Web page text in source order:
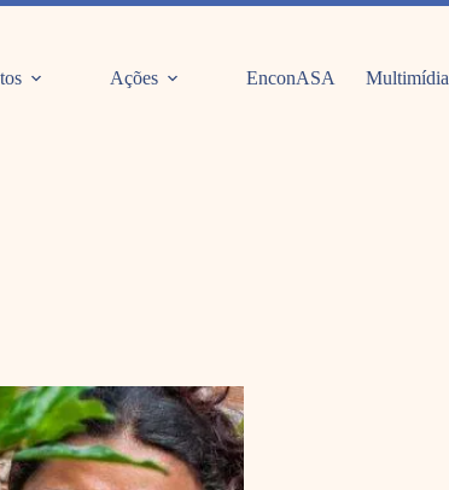
Ações EnconASA Multimídia